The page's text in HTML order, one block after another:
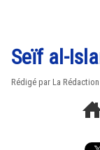
Seïf al-
Rédigé par La